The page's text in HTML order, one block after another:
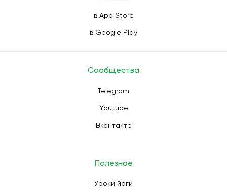
в App Store
в Google Play
Сообщества
Telegram
Youtube
Вконтакте
Полезное
Уроки йоги